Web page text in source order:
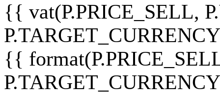
{{ vat(P.PRICE_SELL,
{{